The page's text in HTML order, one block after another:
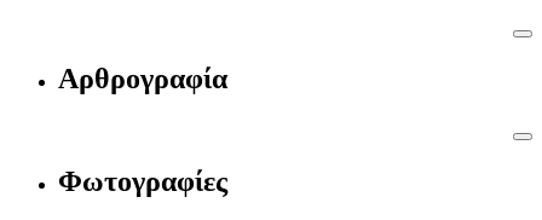
Αρθρογραφία
Φωτογραφίες